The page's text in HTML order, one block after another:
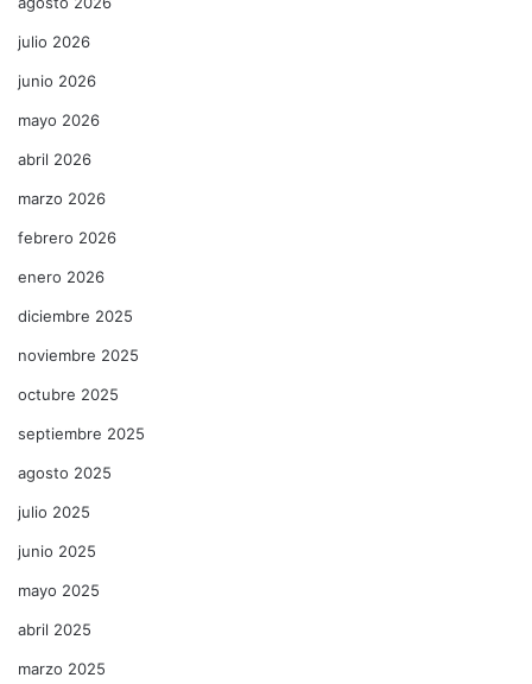
julio 2026
junio 2026
mayo 2026
abril 2026
marzo 2026
febrero 2026
enero 2026
diciembre 2025
noviembre 2025
octubre 2025
septiembre 2025
agosto 2025
julio 2025
junio 2025
mayo 2025
abril 2025
marzo 2025